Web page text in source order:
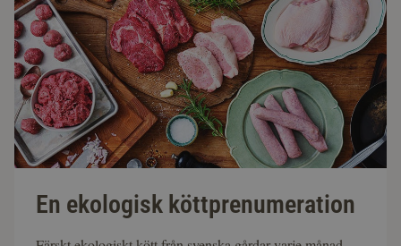
En ekologisk köttprenumeration